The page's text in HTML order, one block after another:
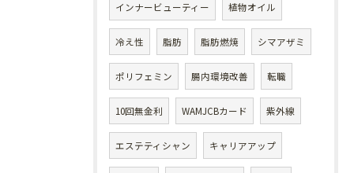
インナービューティー 植物オイル
冷え性 脂肪 脂肪燃焼 シマアザミ
ポリフェミン 腸内環境改善 転職
10回無金利 WAMJCBカード 紫外線
エステティシャン キャリアアップ